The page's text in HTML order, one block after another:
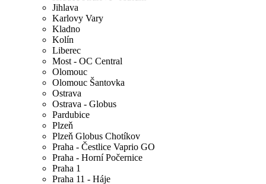
Jihlava
Karlovy Vary
Kladno
Kolín
Liberec
Most - OC Central
Olomouc
Olomouc Šantovka
Ostrava
Ostrava - Globus
Pardubice
Plzeň
Plzeň Globus Chotíkov
Praha - Čestlice Vaprio GO
Praha - Horní Počernice
Praha 1
Praha 11 - Háje